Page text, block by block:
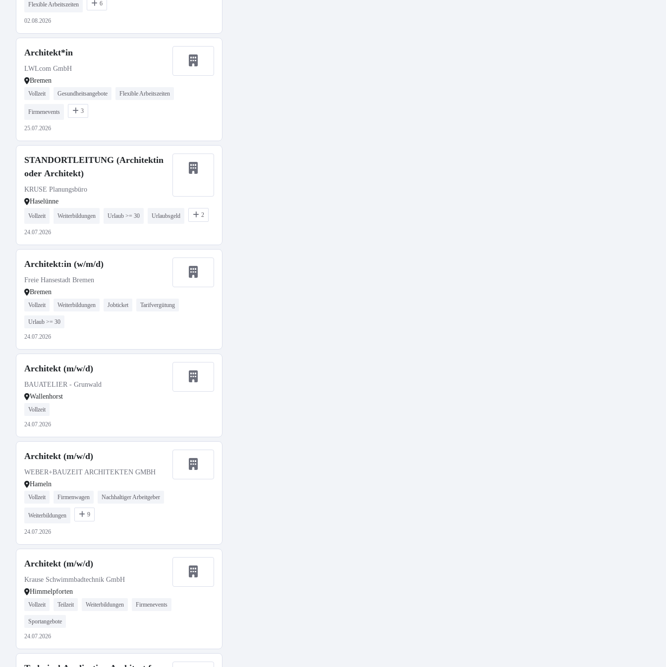
Flexible Arbeitszeiten 6
02.08.2026
Architekt*in
LWLcom GmbH
Bremen
Vollzeit Gesundheitsangebote Flexible Arbeitszeiten
Firmenevents 3
25.07.2026
STANDORTLEITUNG (Architektin
oder Architekt)
KRUSE Planungsbüro
Haselünne
Vollzeit Weiterbildungen Urlaub >= 30 Urlaubsgeld 2
24.07.2026
Architekt:in (w/m/d)
Freie Hansestadt Bremen
Bremen
Vollzeit Weiterbildungen Jobticket Tarifvergütung
Urlaub >= 30
24.07.2026
Architekt (m/w/d)
BAUATELIER - Grunwald
Wallenhorst
Vollzeit
24.07.2026
Architekt (m/w/d)
WEBER+BAUZEIT ARCHITEKTEN GMBH
Hameln
Vollzeit Firmenwagen Nachhaltiger Arbeitgeber
Weiterbildungen 9
24.07.2026
Architekt (m/w/d)
Krause Schwimmbadtechnik GmbH
Himmelpforten
Vollzeit Teilzeit Weiterbildungen Firmenevents
Sportangebote
24.07.2026